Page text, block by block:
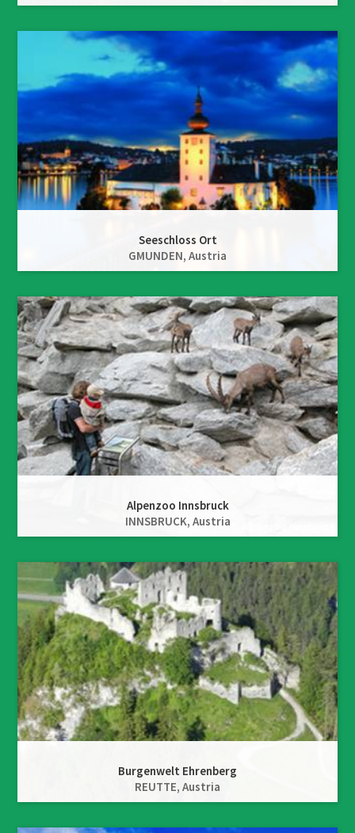
Seeschloss Ort
GMUNDEN, Austria
Alpenzoo Innsbruck
INNSBRUCK, Austria
Burgenwelt Ehrenberg
REUTTE, Austria